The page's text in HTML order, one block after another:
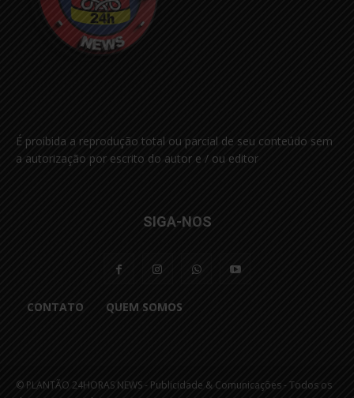
É proibida a reprodução total ou parcial de seu conteúdo sem
a autorização por escrito do autor e / ou editor
SIGA-NOS
CONTATO QUEM SOMOS
© PLANTÃO 24HORAS NEWS - Publicidade & Comunicações - Todos os